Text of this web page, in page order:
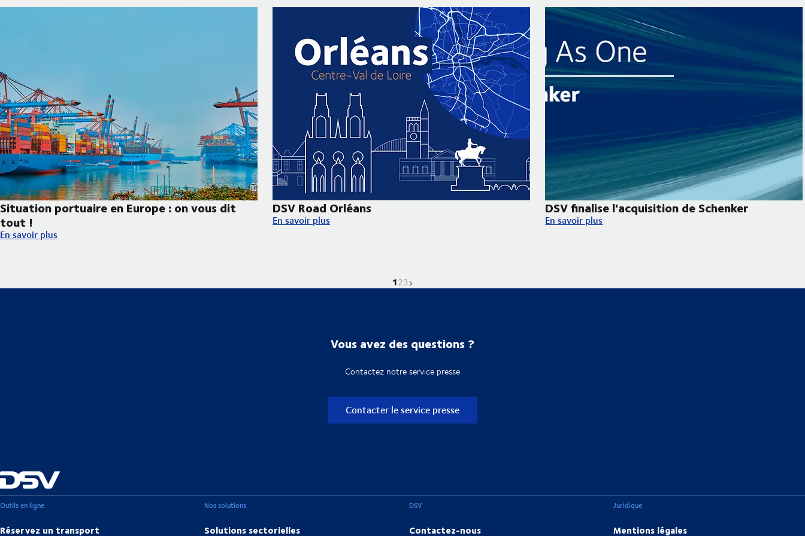
Situation portuaire en Europe : on vous dit
tout !
Situation portuaire en Europe : on vous dit tout !
En savoir plus
DSV Road Orléans
DSV Road Orléans
En savoir plus
DSV finalise l'acquisition de Schenker
DSV finalise l'acquisition de Schenker
En savoir plus
La page actuelle est
1Aller à la page
2Aller à la page
3Page suivante
Vous avez des questions ?
Contactez notre service presse
Contacter le service presse
Outils en ligne
Réservez un transport
Nos solutions
Solutions sectorielles
DSV
Contactez-nous
Juridique
Mentions légales